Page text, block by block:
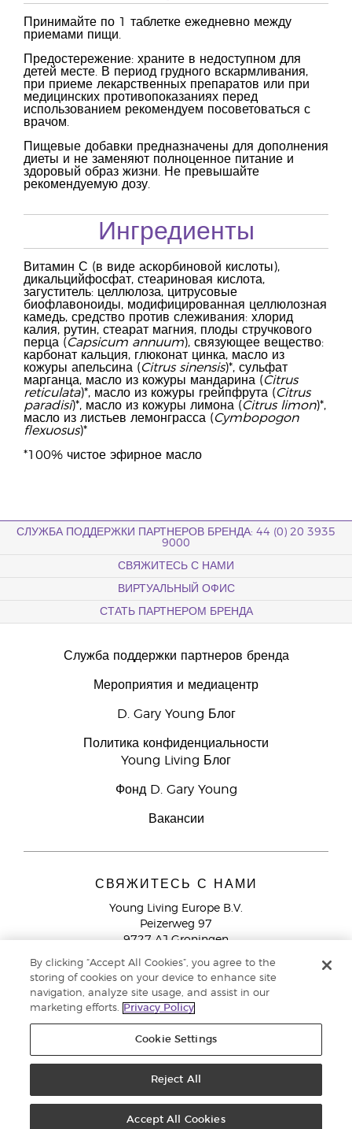
Принимайте по 1 таблетке ежедневно между
приемами пищи.
Предостережение: храните в недоступном для
детей месте. В период грудного вскармливания,
при приеме лекарственных препаратов или при
медицинских противопоказаниях перед
использованием рекомендуем посоветоваться с
врачом.
Пищевые добавки предназначены для дополнения
диеты и не заменяют полноценное питание и
здоровый образ жизни. Не превышайте
рекомендуемую дозу.
Ингредиенты
Витамин С (в виде аскорбиновой кислоты),
дикальцийфосфат, стеариновая кислота,
загуститель: целлюлоза, цитрусовые
биофлавоноиды, модифицированная целлюлозная
камедь, средство против слеживания: хлорид
калия, рутин, стеарат магния, плоды стручкового
перца (Capsicum annuum), связующее вещество:
карбонат кальция, глюконат цинка, масло из
кожуры апельсина (Citrus sinensis)*, сульфат
марганца, масло из кожуры мандарина (Citrus
reticulata)*, масло из кожуры грейпфрута (Citrus
paradisi)*, масло из кожуры лимона (Citrus limon)*,
масло из листьев лемонграсса (Cymbopogon
flexuosus)*
*100% чистое эфирное масло
СЛУЖБА ПОДДЕРЖКИ ПАРТНЕРОВ БРЕНДА: 44 (0) 20 3935
9000
СВЯЖИТЕСЬ С НАМИ
ВИРТУАЛЬНЫЙ ОФИС
СТАТЬ ПАРТНЕРОМ БРЕНДА
Служба поддержки партнеров бренда
Мероприятия и медиацентр
D. Gary Young Блог
Политика конфиденциальности
Young Living Блог
Фонд D. Gary Young
Вакансии
СВЯЖИТЕСЬ С НАМИ
Young Living Europe B.V.
Peizerweg 97
9727 AJ Groningen
Netherlands
Служба поддержки партнеров бренда+44 (0) 20 3935
9000
© Young Living Essential Oils 2021 |Политика конфиденциальности
них необходимы для работы нашего сайта, другие помогают улучшить взаимодействие с
пользователем. Используя сайт, вы даете согласие на размещение этих файлов cookie на
By clicking “Accept All Cookies”, you agree to the
storing of cookies on your device to enhance site
navigation, analyze site usage, and assist in our
marketing efforts.
Privacy Policy
Cookie Settings
Reject All
Accept All Cookies